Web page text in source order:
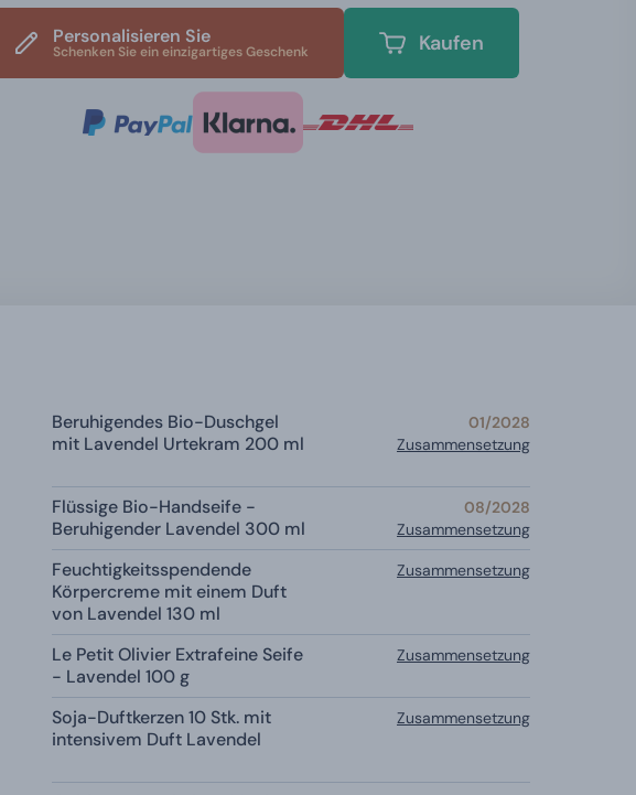
Personalisieren Sie
Schenken Sie ein einzigartiges Geschenk Kaufen
Beruhigendes Bio-Duschgel
mit Lavendel Urtekram 200 ml
01/2028
Zusammensetzung
Flüssige Bio-Handseife -
Beruhigender Lavendel 300 ml
08/2028
Zusammensetzung
Feuchtigkeitsspendende
Körpercreme mit einem Duft
von Lavendel 130 ml
Zusammensetzung
Le Petit Olivier Extrafeine Seife
- Lavendel 100 g
Zusammensetzung
Soja-Duftkerzen 10 Stk. mit
intensivem Duft Lavendel
Zusammensetzung